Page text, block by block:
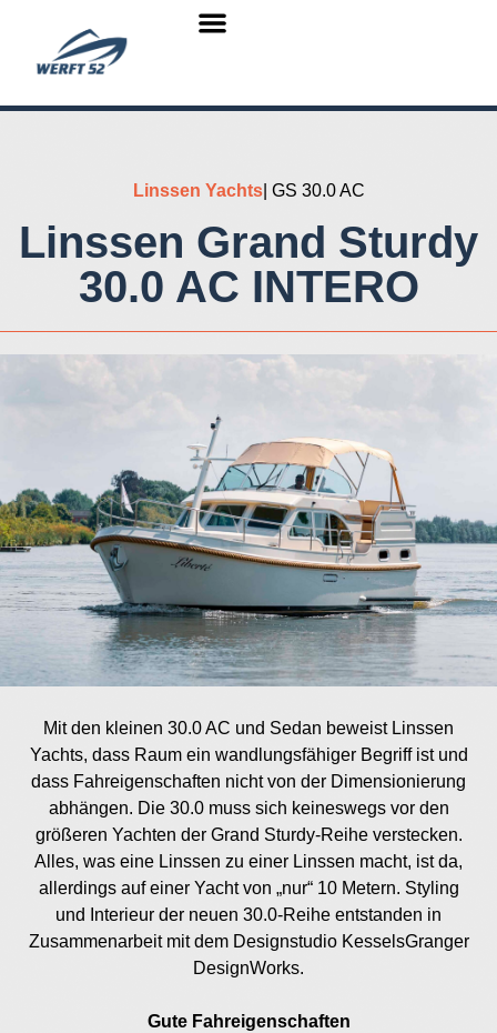
Linssen Yachts| GS 30.0 AC
Linssen Grand Sturdy
30.0 AC INTERO
Mit den kleinen 30.0 AC und Sedan beweist Linssen
Yachts, dass Raum ein wandlungsfähiger Begriff ist und
dass Fahreigenschaften nicht von der Dimensionierung
abhängen. Die 30.0 muss sich keineswegs vor den
größeren Yachten der Grand Sturdy-Reihe verstecken.
Alles, was eine Linssen zu einer Linssen macht, ist da,
allerdings auf einer Yacht von „nur“ 10 Metern. Styling
und Interieur der neuen 30.0-Reihe entstanden in
Zusammenarbeit mit dem Designstudio KesselsGranger
DesignWorks.
Gute Fahreigenschaften